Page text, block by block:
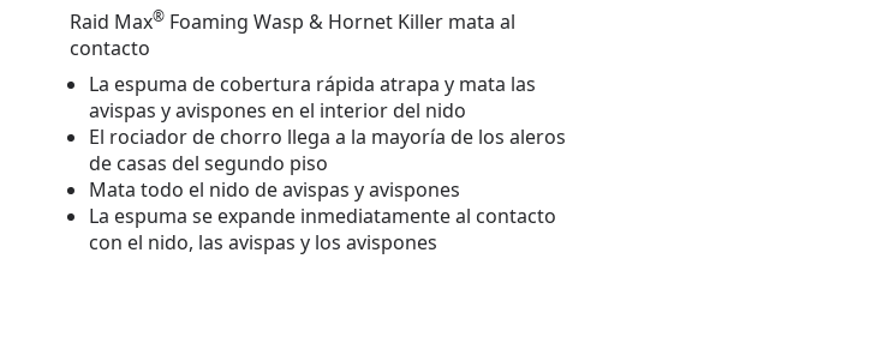
Raid Max® Foaming Wasp & Hornet Killer mata al
contacto
La espuma de cobertura rápida atrapa y mata las
avispas y avispones en el interior del nido
El rociador de chorro llega a la mayoría de los aleros
de casas del segundo piso
Mata todo el nido de avispas y avispones
La espuma se expande inmediatamente al contacto
con el nido, las avispas y los avispones